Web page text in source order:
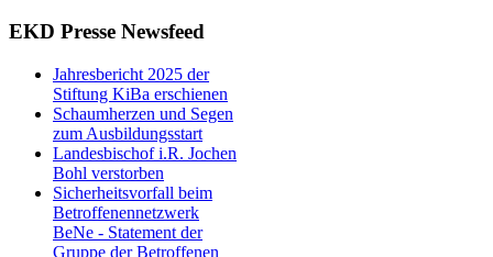
EKD Presse Newsfeed
Jahresbericht 2025 der
Stiftung KiBa erschienen
Schaumherzen und Segen
zum Ausbildungsstart
Landesbischof i.R. Jochen
Bohl verstorben
Sicherheitsvorfall beim
Betroffenennetzwerk
BeNe - Statement der
Gruppe der Betroffenen